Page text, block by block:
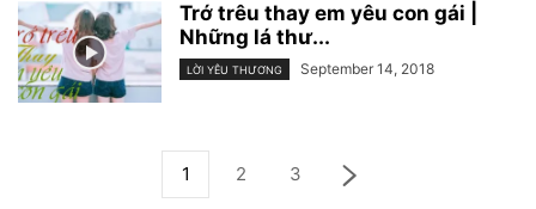
Trớ trêu thay em yêu con gái |
Những lá thư...
LỜI YÊU THƯƠNG September 14, 2018
1 2 3